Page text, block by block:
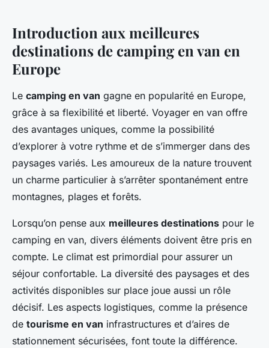
Introduction aux meilleures
destinations de camping en van en
Europe
Le camping en van gagne en popularité en Europe,
grâce à sa flexibilité et liberté. Voyager en van offre
des avantages uniques, comme la possibilité
d’explorer à votre rythme et de s’immerger dans des
paysages variés. Les amoureux de la nature trouvent
un charme particulier à s’arrêter spontanément entre
montagnes, plages et forêts.
Lorsqu’on pense aux meilleures destinations pour le
camping en van, divers éléments doivent être pris en
compte. Le climat est primordial pour assurer un
séjour confortable. La diversité des paysages et des
activités disponibles sur place joue aussi un rôle
décisif. Les aspects logistiques, comme la présence
de tourisme en van infrastructures et d’aires de
stationnement sécurisées, font toute la différence.